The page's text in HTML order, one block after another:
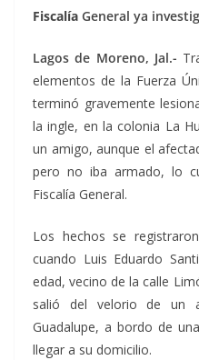
Fiscalía General ya
Lagos de Moreno, Jal.-
elementos de la Fuerza
terminó gravemente
la ingle, en la colonia La
un amigo, aunque el
pero no iba armado, lo
Fiscalía General.
Los hechos se
cuando Luis Eduardo
edad, vecino de la calle
salió del velorio de un
Guadalupe, a bordo de
llegar a su domicilio.